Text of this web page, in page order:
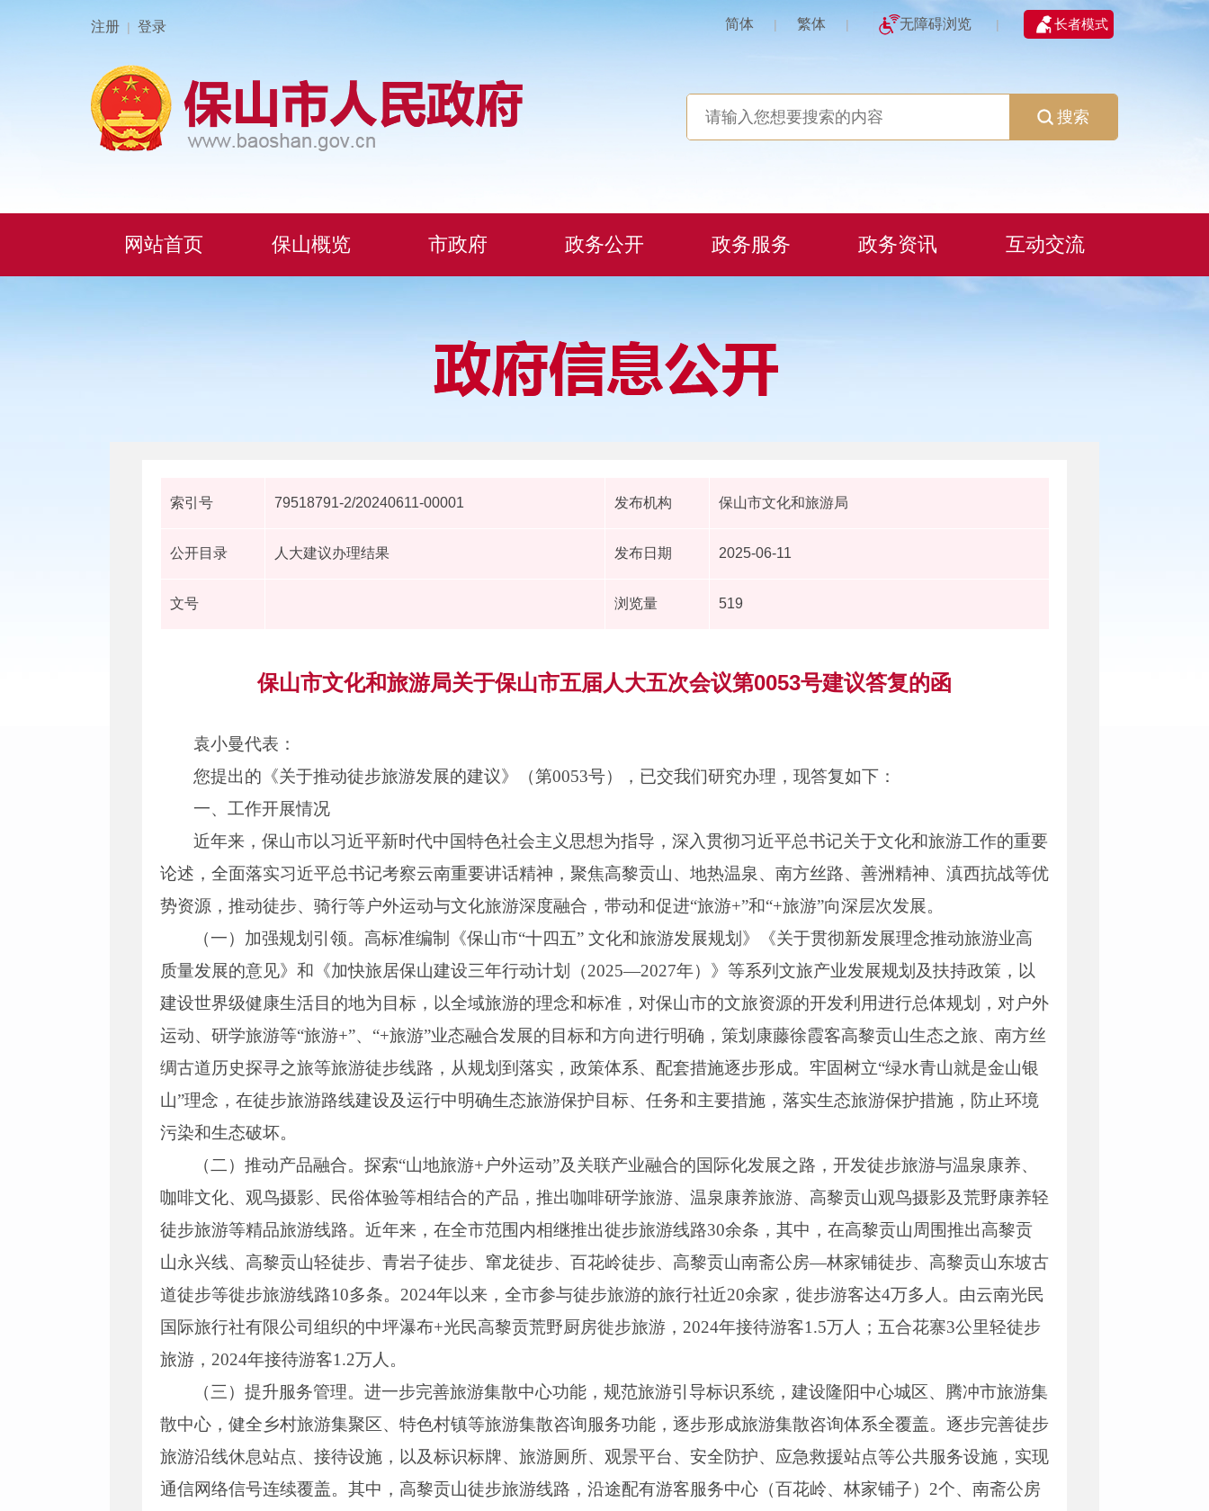
注册 | 登录 简体 | 繁体 | 无障碍浏览 | 长者模式
搜索
网站首页 保山概览 市政府 政务公开 政务服务 政务资讯 互动交流
索引号 79518791-2/20240611-00001 发布机构 保山市文化和旅游局
公开目录 人大建议办理结果 发布日期 2025-06-11
文号 浏览量 519
保山市文化和旅游局关于保山市五届人大五次会议第0053号建议答复的函
袁小曼代表：
您提出的《关于推动徒步旅游发展的建议》（第0053号），已交我们研究办理，现答复如下：
一、工作开展情况
近年来，保山市以习近平新时代中国特色社会主义思想为指导，深入贯彻习近平总书记关于文化和旅游工作的重要
论述，全面落实习近平总书记考察云南重要讲话精神，聚焦高黎贡山、地热温泉、南方丝路、善洲精神、滇西抗战等优
势资源，推动徒步、骑行等户外运动与文化旅游深度融合，带动和促进“旅游+”和“+旅游”向深层次发展。
（一）加强规划引领。高标准编制《保山市“十四五” 文化和旅游发展规划》《关于贯彻新发展理念推动旅游业高
质量发展的意见》和《加快旅居保山建设三年行动计划（2025—2027年）》等系列文旅产业发展规划及扶持政策，以
建设世界级健康生活目的地为目标，以全域旅游的理念和标准，对保山市的文旅资源的开发利用进行总体规划，对户外
运动、研学旅游等“旅游+”、“+旅游”业态融合发展的目标和方向进行明确，策划康藤徐霞客高黎贡山生态之旅、南方丝
绸古道历史探寻之旅等旅游徒步线路，从规划到落实，政策体系、配套措施逐步形成。牢固树立“绿水青山就是金山银
山”理念，在徒步旅游路线建设及运行中明确生态旅游保护目标、任务和主要措施，落实生态旅游保护措施，防止环境
污染和生态破坏。
（二）推动产品融合。探索“山地旅游+户外运动”及关联产业融合的国际化发展之路，开发徒步旅游与温泉康养、
咖啡文化、观鸟摄影、民俗体验等相结合的产品，推出咖啡研学旅游、温泉康养旅游、高黎贡山观鸟摄影及荒野康养轻
徒步旅游等精品旅游线路。近年来，在全市范围内相继推出徙步旅游线路30余条，其中，在高黎贡山周围推出高黎贡
山永兴线、高黎贡山轻徒步、青岩子徒步、窜龙徒步、百花岭徒步、高黎贡山南斋公房—林家铺徒步、高黎贡山东坡古
道徒步等徙步旅游线路10多条。2024年以来，全市参与徒步旅游的旅行社近20余家，徙步游客达4万多人。由云南光民
国际旅行社有限公司组织的中坪瀑布+光民高黎贡荒野厨房徙步旅游，2024年接待游客1.5万人；五合花寨3公里轻徒步
旅游，2024年接待游客1.2万人。
（三）提升服务管理。进一步完善旅游集散中心功能，规范旅游引导标识系统，建设隆阳中心城区、腾冲市旅游集
散中心，健全乡村旅游集聚区、特色村镇等旅游集散咨询服务功能，逐步形成旅游集散咨询体系全覆盖。逐步完善徒步
旅游沿线休息站点、接待设施，以及标识标牌、旅游厕所、观景平台、安全防护、应急救援站点等公共服务设施，实现
通信网络信号连续覆盖。其中，高黎贡山徒步旅游线路，沿途配有游客服务中心（百花岭、林家铺子）2个、南斋公房